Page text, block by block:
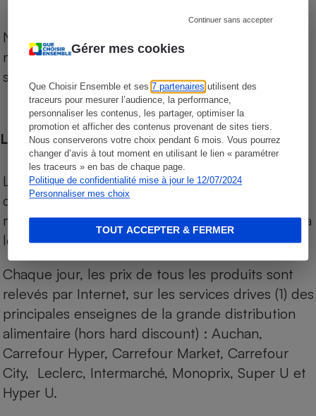
Gérer mes cookies
Que Choisir Ensemble et ses7 partenaires utilisent des
traceurs pour mesurer l’audience, la performance,
personnaliser les contenus, les partager, optimiser la
promotion et afficher des contenus provenant de sites tiers.
Nous conserverons votre choix pendant 6 mois. Vous pourrez
changer d’avis à tout moment en utilisant le lien « paramétrer
les traceurs » en bas de chaque page.
Politique de confidentialité mise à jour le 12/07/2024
Personnaliser mes choix
Continuer sans accepter
TOUT ACCEPTER & FERMER
Notre comparateur de supermarchés propose le
niveau de prix des supermarchés, géolocalisés
sur le territoire français.
Les comparaisons de prix
Les comparaisons sont réalisées sur l’ensemble
des produits des magasins. Les produits de
marques de distributeurs (MDD) sont comparés à
leurs équivalents chez leurs concurrents.
Chaque jour, les prix de tous les produits sont
relevés par Internet, sur les services drives (1) des
principales enseignes de la grande distribution
alimentaire (hors hard discount) : Auchan,
Carrefour Hyper, Carrefour Market, Carrefour
City, Leclerc, Intermarché, Monoprix, Super U et
Hyper U.